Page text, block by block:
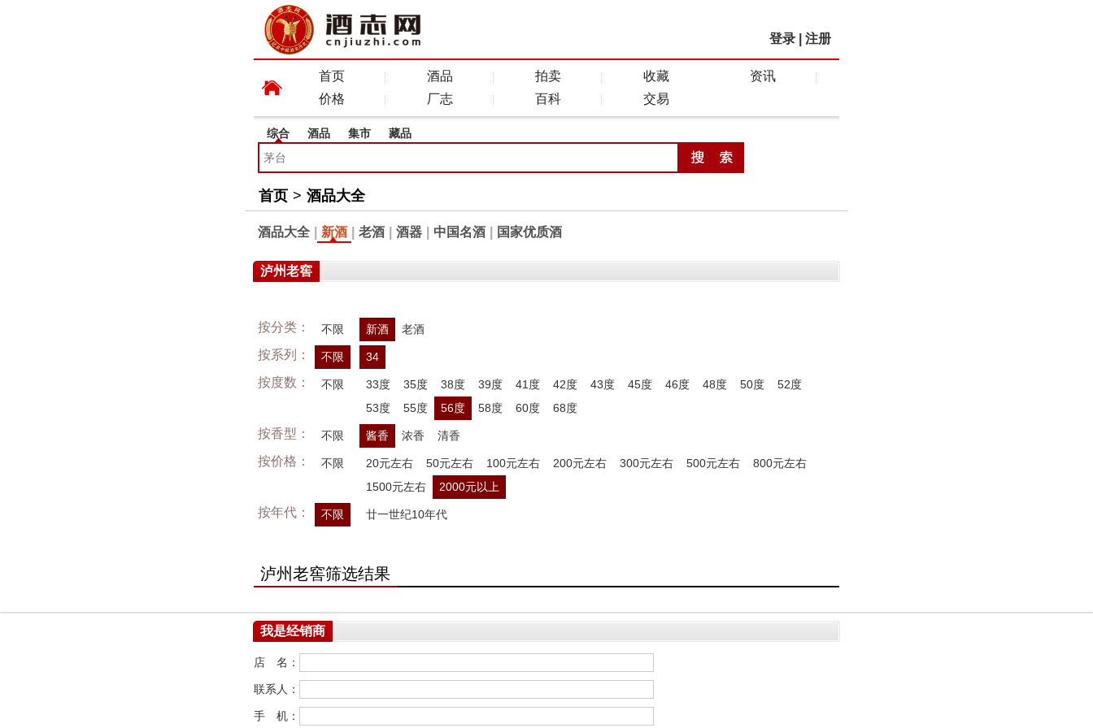
登录 注册
首页 酒品 拍卖 收藏
资讯
价格
厂志 百科 交易
综合 酒品 集市 藏品
首页 > 酒品大全
酒品大全 新酒 老酒 酒器 中国名酒 国家优质酒
泸州老窖
按分类： 不限 新酒 老酒
按系列： 不限 34
按度数： 不限 33度 35度 38度 39度 41度 42度 43度 45度 46度 48度 50度
52度
53度
55度 56度 58度 60度 68度
按香型： 不限 酱香 浓香 清香
按价格： 不限 20元左右 50元左右 100元左右 200元左右 300元左右 500元左右
800元左右
1500元左右
2000元以上
按年代： 不限 廿一世纪10年代
泸州老窖筛选结果
我是经销商
店 名：
联系人：
手 机：